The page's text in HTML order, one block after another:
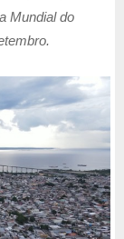
Mundial do